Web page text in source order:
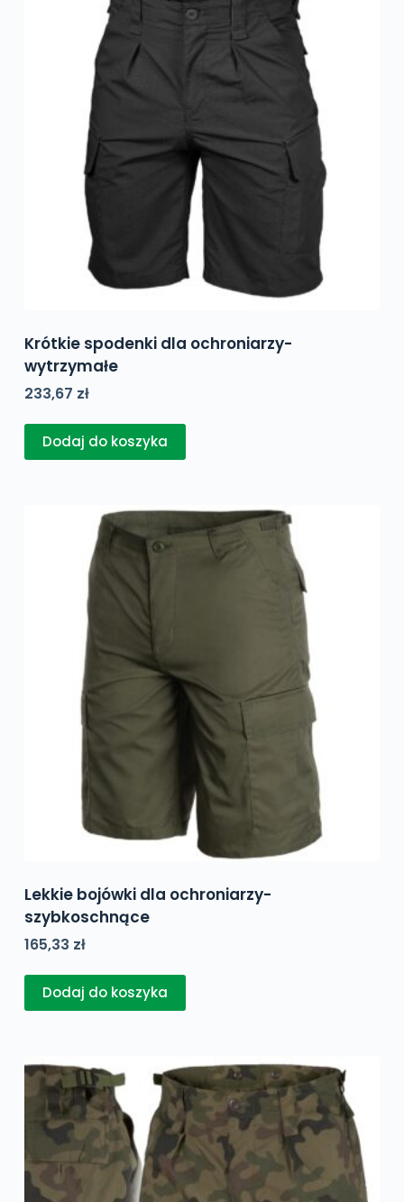
Krótkie spodenki dla ochroniarzy-
wytrzymałe
233,67 zł
Dodaj do koszyka
Lekkie bojówki dla ochroniarzy-
szybkoschnące
165,33 zł
Dodaj do koszyka